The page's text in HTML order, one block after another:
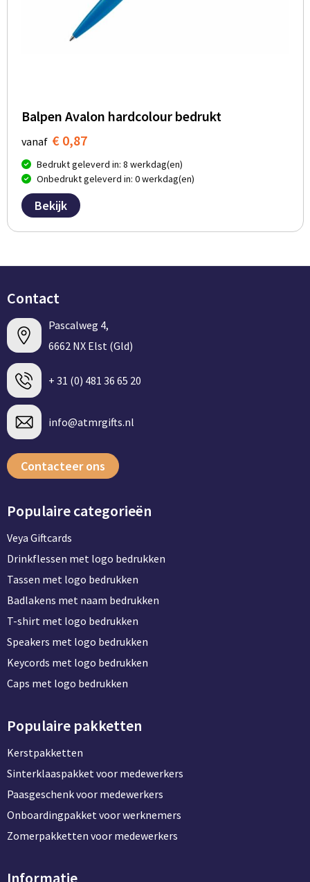
Balpen Avalon hardcolour bedrukt
vanaf € 0,87
Bedrukt geleverd in: 8 werkdag(en)
Onbedrukt geleverd in: 0 werkdag(en)
Bekijk
Contact
Pascalweg 4,
6662 NX Elst (Gld)
+ 31 (0) 481 36 65 20
info@atmrgifts.nl
Contacteer ons
Populaire categorieën
Veya Giftcards
Drinkflessen met logo bedrukken
Tassen met logo bedrukken
Badlakens met naam bedrukken
T-shirt met logo bedrukken
Speakers met logo bedrukken
Keycords met logo bedrukken
Caps met logo bedrukken
Populaire pakketten
Kerstpakketten
Sinterklaaspakket voor medewerkers
Paasgeschenk voor medewerkers
Onboardingpakket voor werknemers
Zomerpakketten voor medewerkers
Informatie